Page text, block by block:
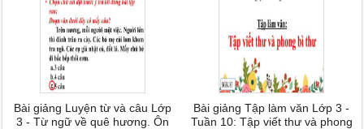
Bài giảng Luyện từ và câu Lớp
3 - Từ ngữ về quê hương. Ôn
Bài giảng Tập làm văn Lớp 3 -
Tuần 10: Tập viết thư và phong